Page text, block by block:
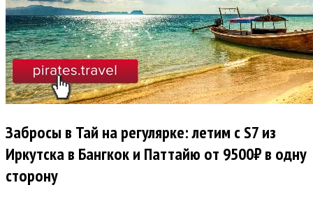
Забросы в Тай на регулярке: летим с S7 из
Иркутска в Бангкок и Паттайю от 9500₽ в одну
сторону